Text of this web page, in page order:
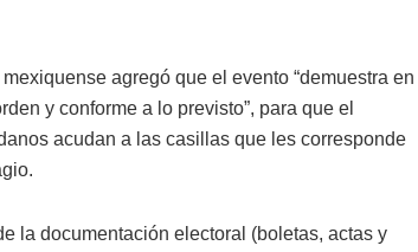
agregó que el evento “demuestra en
y conforme a lo previsto”, para que el
acudan a las casillas que les corresponde
la documentación electoral (boletas, actas y